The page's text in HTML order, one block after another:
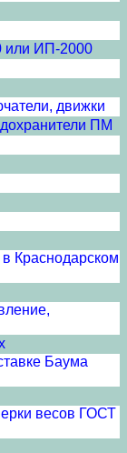
или ИП-2000
движки
ПМ
Краснодарском
Баума
весов ГОСТ